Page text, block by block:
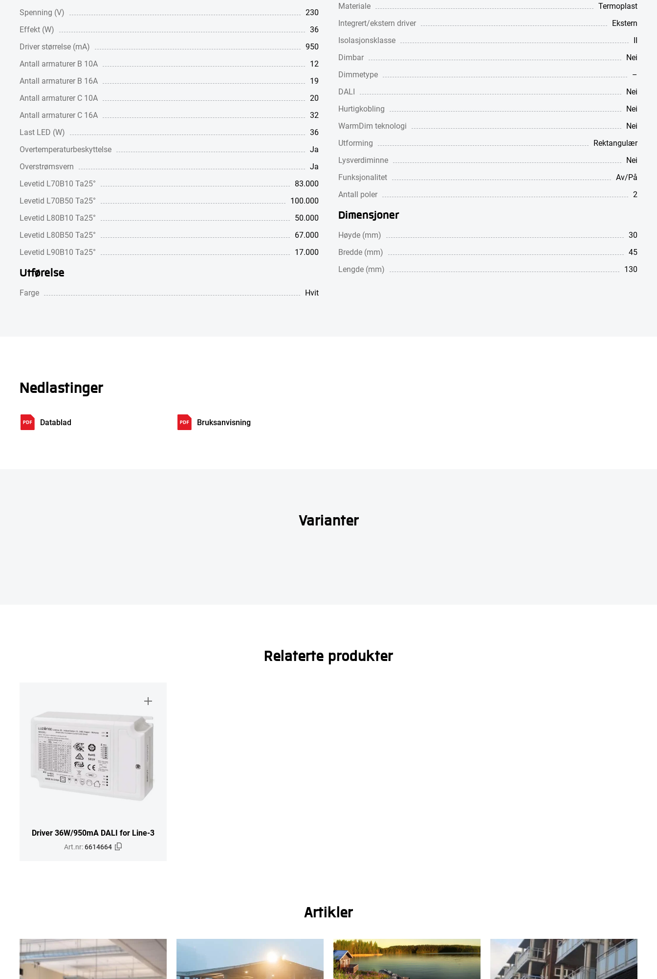
Spenning (V)
230
Effekt (W)
36
Driver størrelse (mA)
950
Antall armaturer B 10A
12
Antall armaturer B 16A
19
Antall armaturer C 10A
20
Antall armaturer C 16A
32
Last LED (W)
36
Overtemperaturbeskyttelse
Ja
Overstrømsvern
Ja
Levetid L70B10 Ta25°
83.000
Levetid L70B50 Ta25°
100.000
Levetid L80B10 Ta25°
50.000
Levetid L80B50 Ta25°
67.000
Levetid L90B10 Ta25°
17.000
Utførelse
Farge Hvit
Materiale
Termoplast
Integrert/ekstern driver
Ekstern
Isolasjonsklasse
II
Dimbar
Nei
Dimmetype
–
DALI
Nei
Hurtigkobling
Nei
WarmDim teknologi
Nei
Utforming
Rektangulær
Lysverdiminne
Nei
Funksjonalitet
Av/På
Antall poler
2
Dimensjoner
Høyde (mm)
30
Bredde (mm)
45
Lengde (mm)
130
Nedlastinger
Datablad Bruksanvisning
Varianter
Relaterte produkter
Driver 36W/950mA DALI for Line-3
Art.nr:6614664
Artikler